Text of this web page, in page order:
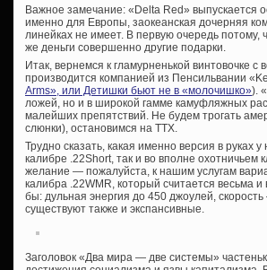
Важное замечание: «Delta Red»
именно для Европы, заокеанская дочерняя
линейках не имеет. В первую очередь
же деньги совершенно другие подарки.
Итак, вернемся к гламурненькой винтовочке
производится компанией из Пенсильвании
Arms», или Детишки бьют не в «молочишко»).
ложей, но и в широкой гамме камуфляжных
малейших препятствий. Не будем трогать
слюнки), остановимся на ТТХ.
Трудно сказать, какая именно версия в руках
калибре .22Short, так и во вполне
желание — пожалуйста, к нашим услугам
калибра .22WMR, который считается весьма
бы: дульная энергия до 450 джоулей,
существуют также и экспансивные.
Заголовок «Два мира — две системы»